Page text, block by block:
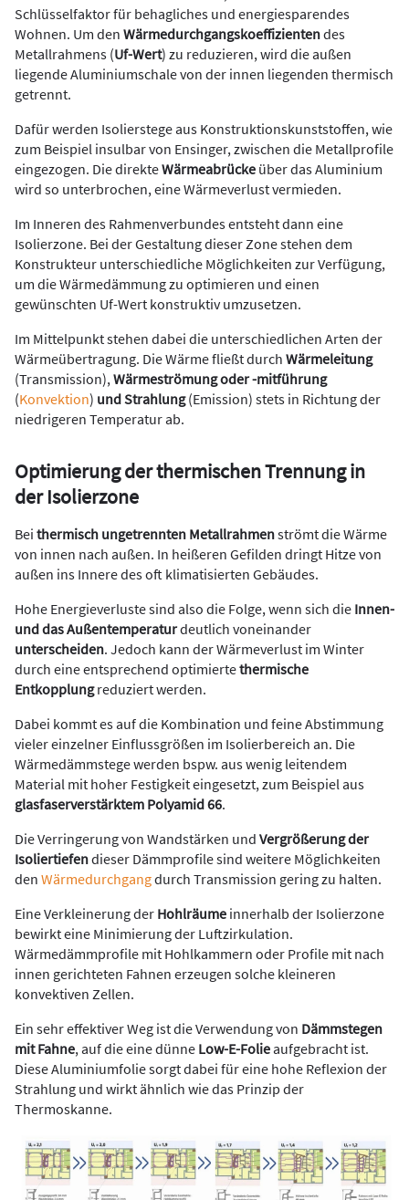
Schlüsselfaktor für behagliches und energiesparendes
Wohnen. Um den Wärmedurchgangskoeffizientendes
Metallrahmens (Uf-Wert) zu reduzieren, wird die außen
liegende Aluminiumschale von der innen liegenden thermisch
getrennt.
Dafür werden Isolierstege aus Konstruktionskunststoffen, wie
zum Beispiel insulbar von Ensinger, zwischen die Metallprofile
eingezogen. Die direkteWärmeabrücke über das Aluminium
wird so unterbrochen, eine Wärmeverlust vermieden.
Im Inneren des Rahmenverbundes entsteht dann eine
Isolierzone. Bei der Gestaltung dieser Zone stehen dem
Konstrukteur unterschiedliche Möglichkeiten zur Verfügung,
um die Wärmedämmung zu optimieren und einen
gewünschten Uf-Wert konstruktiv umzusetzen.
Im Mittelpunkt stehen dabei die unterschiedlichen Arten der
Wärmeübertragung. Die Wärme fließt durch Wärmeleitung
(Transmission), Wärmeströmung oder -mitführung
(Konvektion) und Strahlung(Emission) stets in Richtung der
niedrigeren Temperatur ab.
Optimierung der thermischen Trennung in
der Isolierzone
Bei thermisch ungetrennten Metallrahmenströmt die Wärme
von innen nach außen. In heißeren Gefilden dringt Hitze von
außen ins Innere des oft klimatisierten Gebäudes.
Hohe Energieverluste sind also die Folge, wenn sich die Innen-
und das Außentemperaturdeutlich voneinander
unterscheiden. Jedoch kann der Wärmeverlust im Winter
durch eine entsprechend optimiertethermische
Entkopplungreduziert werden.
Dabei kommt es auf die Kombination und feine Abstimmung
vieler einzelner Einflussgrößen im Isolierbereich an. Die
Wärmedämmstege werden bspw. aus wenig leitendem
Material mit hoher Festigkeit eingesetzt, zum Beispiel aus
glasfaserverstärktem Polyamid 66.
Die Verringerung von Wandstärken und Vergrößerung der
Isoliertiefendieser Dämmprofile sind weitere Möglichkeiten
den Wärmedurchgangdurch Transmission gering zu halten.
Eine Verkleinerung der Hohlräume innerhalb der Isolierzone
bewirkt eine Minimierung der Luftzirkulation.
Wärmedämmprofile mit Hohlkammern oder Profile mit nach
innen gerichteten Fahnen erzeugen solche kleineren
konvektiven Zellen.
Ein sehr effektiver Weg ist die Verwendung von Dämmstegen
mit Fahne, auf die eine dünne Low-E-Folieaufgebracht ist.
Diese Aluminiumfolie sorgt dabei für eine hohe Reflexion der
Strahlung und wirkt ähnlich wie das Prinzip der
Thermoskanne.